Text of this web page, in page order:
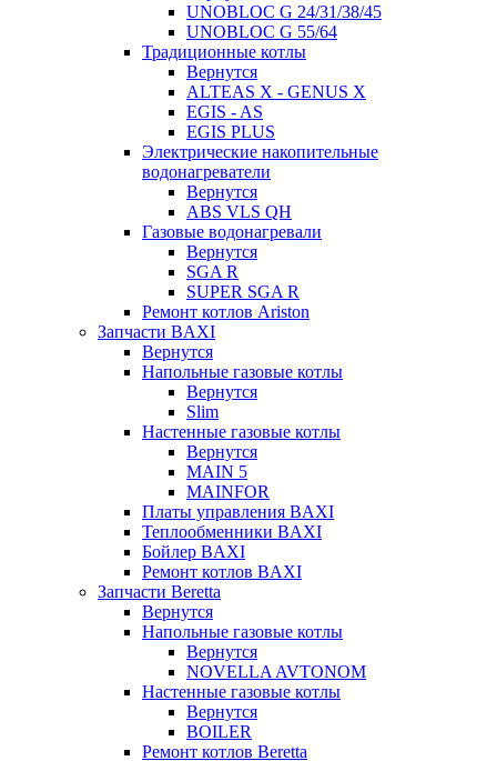
UNOBLOC G 24/31/38/45
UNOBLOC G 55/64
Традиционные котлы
Вернутся
ALTEAS X - GENUS X
EGIS - AS
EGIS PLUS
Электрические накопительные
водонагреватели
Вернутся
ABS VLS QH
Газовые водонагревали
Вернутся
SGA R
SUPER SGA R
Ремонт котлов Ariston
Запчасти BAXI
Вернутся
Напольные газовые котлы
Вернутся
Slim
Настенные газовые котлы
Вернутся
MAIN 5
MAINFOR
Платы управления BAXI
Теплообменники BAXI
Бойлер BAXI
Ремонт котлов BAXI
Запчасти Beretta
Вернутся
Напольные газовые котлы
Вернутся
NOVELLA AVTONOM
Настенные газовые котлы
Вернутся
BOILER
Ремонт котлов Beretta